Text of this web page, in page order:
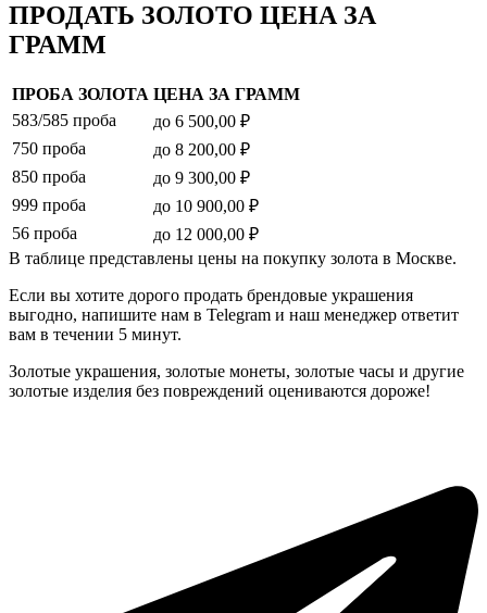
ПРОДАТЬ ЗОЛОТО ЦЕНА ЗА
ГРАММ
ПРОБА ЗОЛОТА ЦЕНА ЗА ГРАММ
583/585 проба
до 6 500,00 ₽
750 проба
до 8 200,00 ₽
850 проба
до 9 300,00 ₽
999 проба
до 10 900,00 ₽
56 проба
до 12 000,00 ₽
В таблице представлены цены на покупку золота в Москве.
Если вы хотите дорого продать брендовые украшения
выгодно, напишите нам в Telegram и наш менеджер ответит
вам в течении 5 минут.
Золотые украшения, золотые монеты, золотые часы и другие
золотые изделия без повреждений оцениваются дороже!